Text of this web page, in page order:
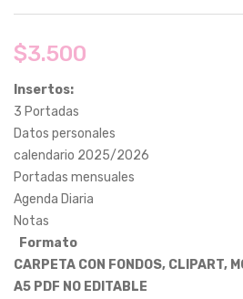
$3.500
Insertos:
3 Portadas
Datos personales
calendario 2025/2026
Portadas mensuales
Agenda Diaria
Notas
Formato
CARPETA CON FONDOS, CLIPART,
A5 PDF NO EDITABLE